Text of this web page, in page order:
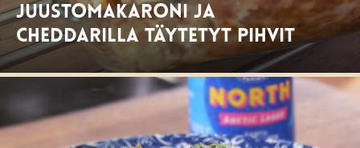
juustomakaroni ja
Cheddarilla täytetyt pihvit